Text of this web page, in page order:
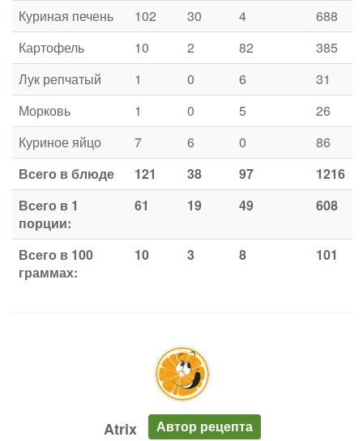
Куриная печень
102 30 4
688
Картофель
10 2 82
385
Лук репчатый
1 0 6
31
Морковь
1 0 5
26
Куриное яйцо
7 6 0
86
Всего в блюде
121 38 97
1216
Всего в 1
порции:
61 19 49 608
Всего в 100
граммах:
10 3 8 101
Atrix
Автор рецепта